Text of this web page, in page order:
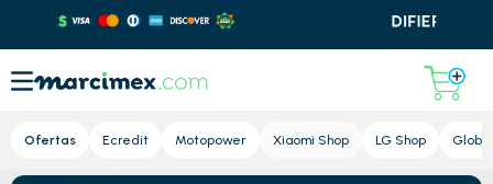
Lupa
Ofertas Ecredit Motopower Xiaomi Shop LG Shop Global